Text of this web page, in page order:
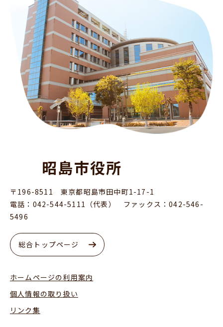
昭島市役所
〒196-8511 東京都昭島市田中町1-17-1
電話：042-544-5111（代表） ファックス：042-546-
5496
総合トップページ
ホームページの利用案内
個人情報の取り扱い
リンク集